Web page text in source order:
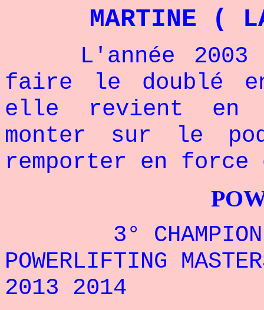
MARTINE (
L'année 2003
faire le doublé
elle revient en
monter sur le
remporter en
3°
POWERLIFTING
2013 2014